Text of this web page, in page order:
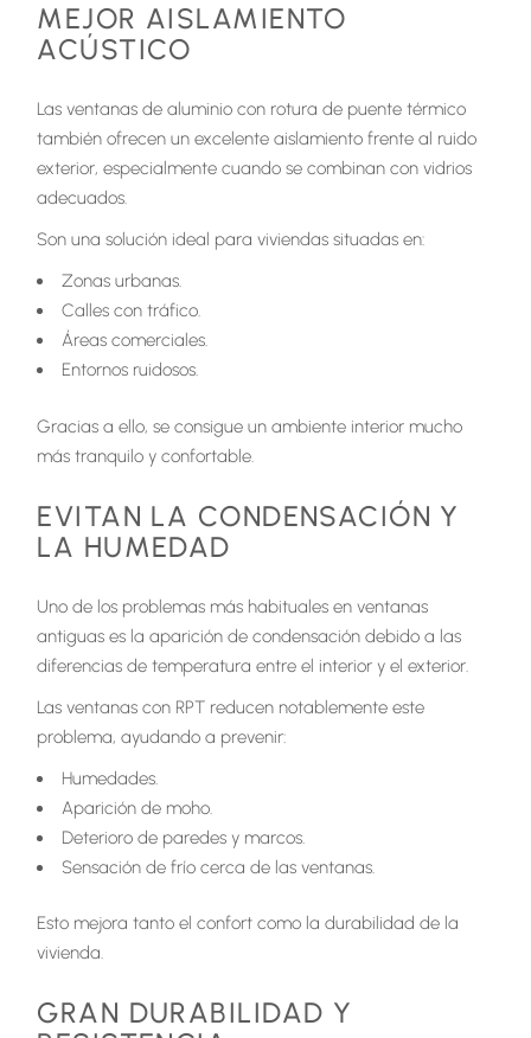
MEJOR AISLAMIENTO
ACÚSTICO
Las ventanas de aluminio con rotura de puente térmico
también ofrecen un excelente aislamiento frente al ruido
exterior, especialmente cuando se combinan con vidrios
adecuados.
Son una solución ideal para viviendas situadas en:
Zonas urbanas.
Calles con tráfico.
Áreas comerciales.
Entornos ruidosos.
Gracias a ello, se consigue un ambiente interior mucho
más tranquilo y confortable.
EVITAN LA CONDENSACIÓN Y
LA HUMEDAD
Uno de los problemas más habituales en ventanas
antiguas es la aparición de condensación debido a las
diferencias de temperatura entre el interior y el exterior.
Las ventanas con RPT reducen notablemente este
problema, ayudando a prevenir:
Humedades.
Aparición de moho.
Deterioro de paredes y marcos.
Sensación de frío cerca de las ventanas.
Esto mejora tanto el confort como la durabilidad de la
vivienda.
GRAN DURABILIDAD Y